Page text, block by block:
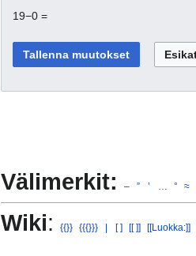
19−0 =
Välimerkit: – ” ’ ° ≈
Wiki: {{}} {{{}}} | [ ] [[ ]] [[Luokka:]]